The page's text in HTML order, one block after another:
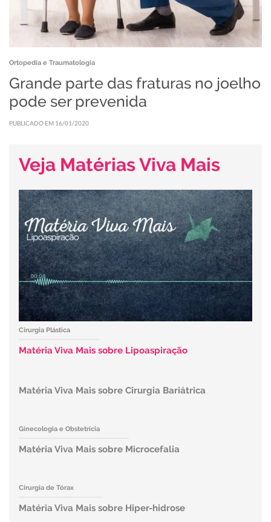
Ortopedia e Traumatologia
Grande parte das fraturas no joelho
pode ser prevenida
PUBLICADO EM 16/01/2020
Veja Matérias Viva Mais
Cirurgia Plástica
Matéria Viva Mais sobre Lipoaspiração
Matéria Viva Mais sobre Cirurgia Bariátrica
Ginecologia e Obstetrícia
Matéria Viva Mais sobre Microcefalia
Cirurgia de Tórax
Matéria Viva Mais sobre Hiper-hidrose